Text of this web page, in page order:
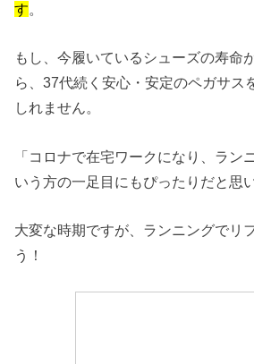
す。
もし、今履いているシューズの寿命
ら、37代続く安心・安定のペガサス
しれません。
「コロナで在宅ワークになり、ラン
いう方の一足目にもぴったりだと思
大変な時期ですが、ランニングでリ
う！